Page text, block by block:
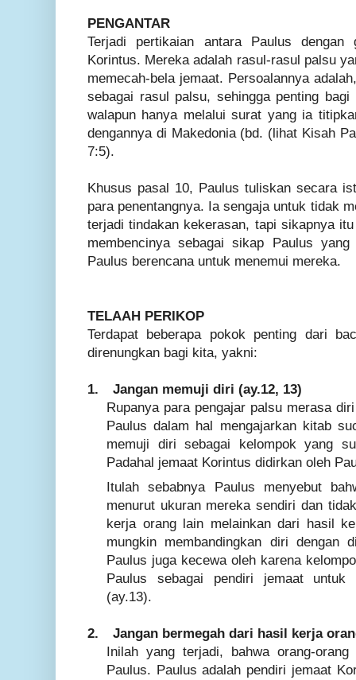
PENGANTAR
Terjadi pertikaian antara Paulus dengan
Korintus. Mereka adalah rasul-rasul palsu
memecah-bela jemaat. Persoalannya
sebagai rasul palsu, sehingga penting
walapun hanya melalui surat yang ia
dengannya di Makedonia (bd. (lihat Kisah
7:5).
Khusus pasal 10, Paulus tuliskan secara
para penentangnya. Ia sengaja untuk tidak
terjadi tindakan kekerasan, tapi sikapnya
membencinya sebagai sikap Paulus
Paulus berencana untuk menemui mereka.
TELAAH PERIKOP
Terdapat beberapa pokok penting dari
direnungkan bagi kita, yakni:
1.
Jangan memuji diri (ay.12, 13)
Rupanya para pengajar palsu merasa
Paulus dalam hal mengajarkan kitab
memuji diri sebagai kelompok yang
Padahal jemaat Korintus didirkan oleh
Itulah sebabnya Paulus menyebut
menurut ukuran mereka sendiri dan
kerja orang lain melainkan dari hasil
mungkin membandingkan diri
Paulus juga kecewa oleh karena
Paulus sebagai pendiri jemaat untuk
(ay.13).
2.
Jangan bermegah dari hasil kerja
Inilah yang terjadi, bahwa orang-
Paulus. Paulus adalah pendiri jemaat